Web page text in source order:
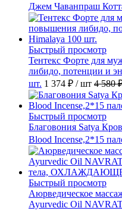
Джем Чаванпраш
Быстрый просмотр
Тентекс Форте для
либидо, потенции и
шт. 1 374 ₽ / шт 4 580
Быстрый просмотр
Благовония Satya
Blood Incense,2*15
Быстрый просмотр
Аюрведическое
Ayurvedic Oil